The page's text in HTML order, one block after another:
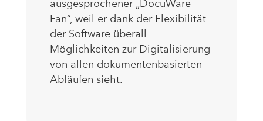
ausgesprochener „DocuWare
Fan“, weil er dank der Flexibilität
der Software überall
Möglichkeiten zur Digitalisierung
von allen dokumentenbasierten
Abläufen sieht.